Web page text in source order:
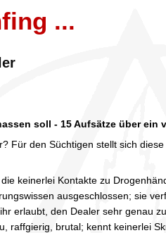
...
soll - 15 Aufsätze über ein
Für den Süchtigen stellt sich
keinerlei Kontakte zu
ausgeschlossen; sie
erlaubt, den Dealer sehr genau zu
raffgierig, brutal; kennt keinerlei